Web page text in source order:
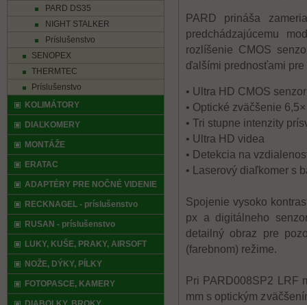
PARD prináša
predchádzajúcemu
rozlíšenie CMOS
ďalšími prednosťami
• Ultra HD CMOS senzor
• Optické zväčšenie 6,5×
• Tri stupne intenzity
• Ultra HD videa
• Detekcia na
• Laserový diaľkomer s
Spojenie vysoko
px a digitálneho
detailný obraz pre
(farebnom) režime.
Pri PARD008SP2 LRF
mm s optickým
PARD DS35
NIGHT STALKER
Príslušenstvo
SENOPEX
THERMTEC
Príslušenstvo
KOLIMÁTORY
DIAĽKOMERY
MONTÁŽE
ERATAC
ADAPTÉRY PRE NOČNÉ VIDENIE
RECKNAGEL - príslušenstvo
RUSAN - príslušenstvo
LUKY, KUŠE, PRAKY, AIRSOFT
NOŽE, DÝKY, PÍLKY
FOTOPASCE, KAMERY